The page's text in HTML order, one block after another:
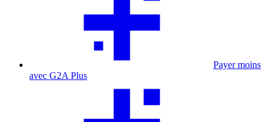
Payer moins
avec G2A Plus